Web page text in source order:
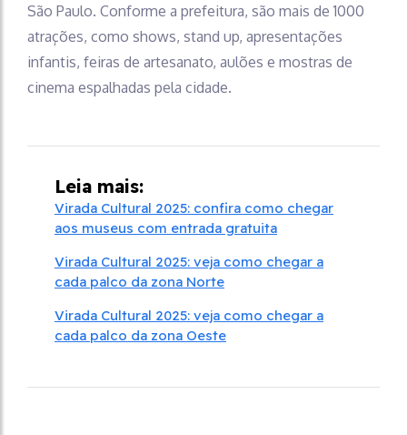
São Paulo. Conforme a prefeitura, são mais de 1000
atrações, como shows, stand up, apresentações
infantis, feiras de artesanato, aulões e mostras de
cinema espalhadas pela cidade.
Leia mais:
Virada Cultural 2025: confira como chegar
aos museus com entrada gratuita
Virada Cultural 2025: veja como chegar a
cada palco da zona Norte
Virada Cultural 2025: veja como chegar a
cada palco da zona Oeste